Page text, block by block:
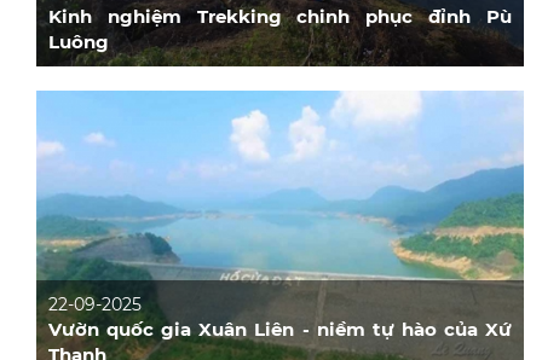
Kinh nghiệm Trekking chinh phục đỉnh Pù
Luông
22-09-2025
Vườn quốc gia Xuân Liên - niềm tự hào của Xứ
Thanh